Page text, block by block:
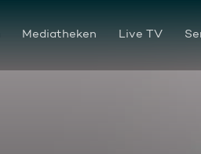
Mediatheken Live TV